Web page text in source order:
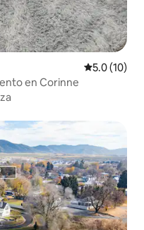
Calificación
5.0 (10)
en Corinne